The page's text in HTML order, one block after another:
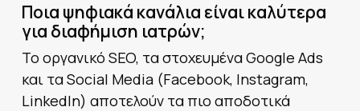
Ποια ψηφιακά κανάλια είναι καλύτερα
για διαφήμιση ιατρών;
Το οργανικό SEO, τα στοχευμένα Google Ads
και τα Social Media (Facebook, Instagram,
LinkedIn) αποτελούν τα πιο αποδοτικά